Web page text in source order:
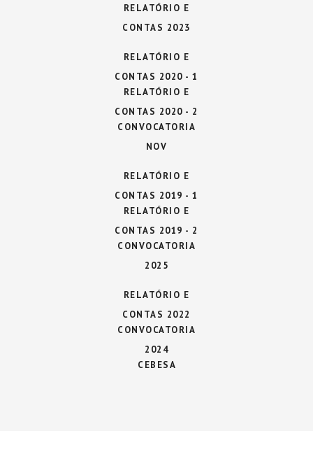
RELATÓRIO E
CONTAS 2023
RELATÓRIO E
CONTAS 2020 - 1
RELATÓRIO E
CONTAS 2020 - 2
CONVOCATORIA
NOV
RELATÓRIO E
CONTAS 2019 - 1
RELATÓRIO E
CONTAS 2019 - 2
CONVOCATORIA
2025
RELATÓRIO E
CONTAS 2022
CONVOCATORIA
2024
CEBESA